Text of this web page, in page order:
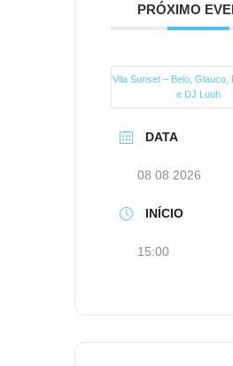
PRÓXIMO
Vila Sunset – Belo, Glauco,
e DJ Luuh
DATA
08 08 2026
INÍCIO
15:00